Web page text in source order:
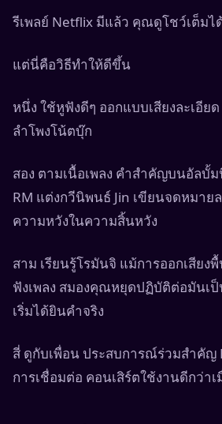
รีเพลย์ Netflix มีแล้ว คุณดูโชว์เต็มไ
แต่นี่คือวิธีทำให้ดีขึ้น
หนึ่ง ใช้หูฟังดีๆ ออกแบบเสียงละเอีย
ลำโพงโน้ตบุ๊ก
สอง ตามเนื้อเพลง คำสำคัญบนอัลบั้
RM แต่งกวีนิพนธ์ Jin เขียนจดหมาย
ความหวังในความสิ้นหวัง
สาม เรียนรู้โรมันจิ แม้การออกเสีย
ฟังเพลง สมองคุณหยุดปฏิบัติต่อมันเ
เริ่มได้ยินคำจริง
สี่ ดูกับเพื่อน ประสบการณ์ร่วมสำคัญ
การเชื่อมต่อ คอนเสิร์ตใช้งานดีกว่า